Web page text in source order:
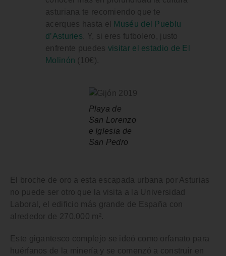
asturiana te recomiendo que te
acerques hasta el
Muséu del Pueblu
d’Asturies. Y, si eres futbolero, justo
enfrente puedes visitar el estadio de El
Molinón (10€).
Playa de
San Lorenzo
e Iglesia de
San Pedro
El broche de oro a esta escapada urbana por Asturias
no puede ser otro que la visita a la Universidad
Laboral , el edificio más grande de España con
alrededor de 270.000 m².
Este gigantesco complejo se ideó como orfanato para
huérfanos de la minería y se comenzó a construir en